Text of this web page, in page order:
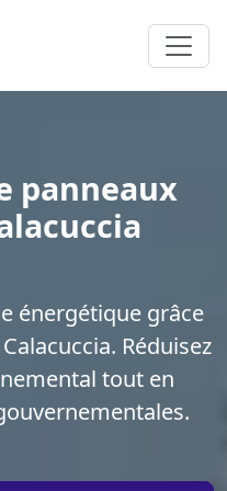
panneaux
énergétique grâce
Réduisez
tout en